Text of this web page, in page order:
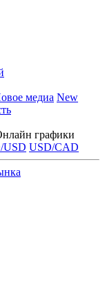
медиа New
графики
USD USD/CAD